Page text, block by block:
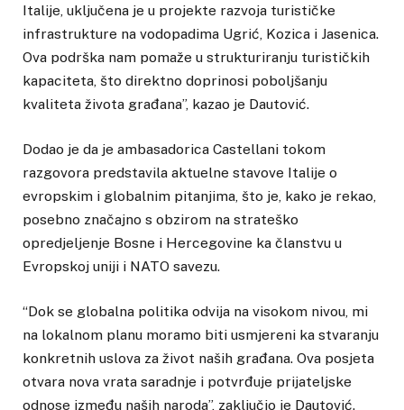
Italije, uključena je u projekte razvoja turističke
infrastrukture na vodopadima Ugrić, Kozica i Jasenica.
Ova podrška nam pomaže u strukturiranju turističkih
kapaciteta, što direktno doprinosi poboljšanju
kvaliteta života građana”, kazao je Dautović.
Dodao je da je ambasadorica Castellani tokom
razgovora predstavila aktuelne stavove Italije o
evropskim i globalnim pitanjima, što je, kako je rekao,
posebno značajno s obzirom na strateško
opredjeljenje Bosne i Hercegovine ka članstvu u
Evropskoj uniji i NATO savezu.
“Dok se globalna politika odvija na visokom nivou, mi
na lokalnom planu moramo biti usmjereni ka stvaranju
konkretnih uslova za život naših građana. Ova posjeta
otvara nova vrata saradnje i potvrđuje prijateljske
odnose između naših naroda”, zaključio je Dautović.